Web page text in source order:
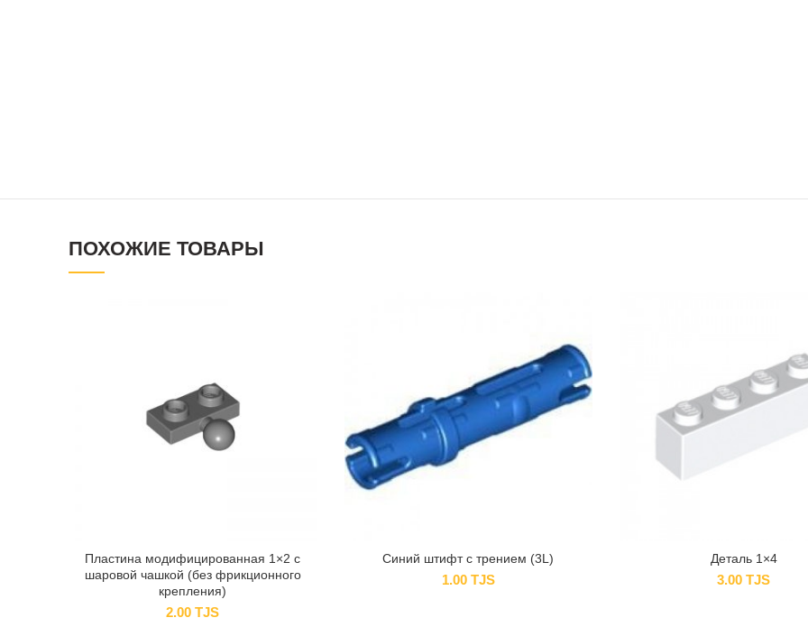
ПОХОЖИЕ ТОВАРЫ
Пластина модифицированная 1×2 с
шаровой чашкой (без фрикционного
крепления)
2.00TJS
Синий штифт с трением (3L)
1.00 TJS
Деталь 1×4
3.00TJS